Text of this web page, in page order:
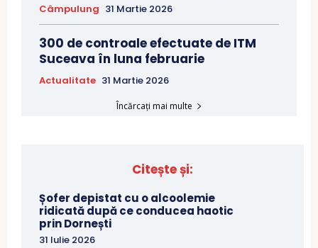
Câmpulung 31 Martie 2026
300 de controale efectuate de ITM
Suceava în luna februarie
Actualitate 31 Martie 2026
Încărcați mai multe
Citește și:
Șofer depistat cu o alcoolemie
ridicată după ce conducea haotic
prin Dornești
31 Iulie 2026